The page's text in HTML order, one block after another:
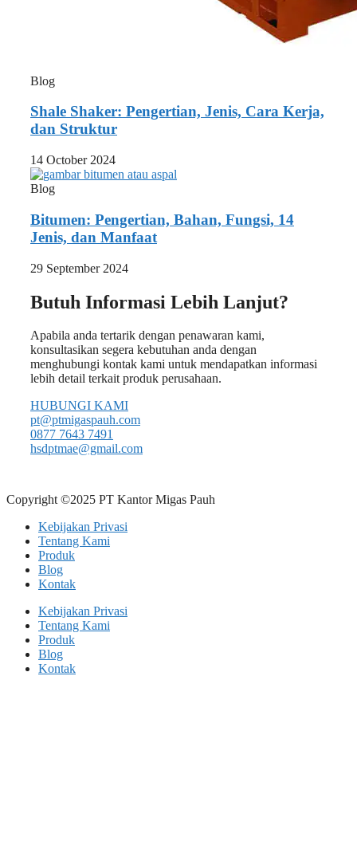
Blog
Shale Shaker: Pengertian, Jenis, Cara Kerja,
dan Struktur
14 October 2024
Blog
Bitumen: Pengertian, Bahan, Fungsi, 14
Jenis, dan Manfaat
29 September 2024
Butuh Informasi Lebih Lanjut?
Apabila anda tertarik dengan penawaran kami,
konsultasikan segera kebutuhan anda dengan
menghubungi kontak kami untuk mendapatkan informasi
lebih detail terkait produk perusahaan.
HUBUNGI KAMI
pt@ptmigaspauh.com
0877 7643 7491
hsdptmae@gmail.com
Copyright ©2025 PT Kantor Migas Pauh
Kebijakan Privasi
Tentang Kami
Produk
Blog
Kontak
Kebijakan Privasi
Tentang Kami
Produk
Blog
Kontak